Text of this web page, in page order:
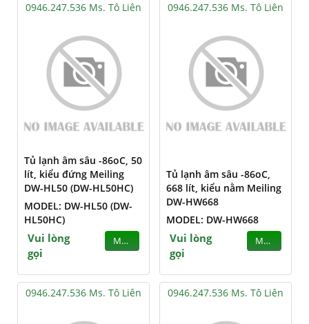
0946.247.536 Ms. Tô Liên
Tủ lạnh âm sâu -86oC, 50
lít, kiểu đứng Meiling
DW-HL50 (DW-HL50HC)
MODEL: DW-HL50 (DW-
HL50HC)
Vui lòng
gọi
MUA
0946.247.536 Ms. Tô Liên
Tủ lạnh âm sâu -86oC,
668 lít, kiểu nằm Meiling
DW-HW668
MODEL: DW-HW668
Vui lòng
gọi
MUA
0946.247.536 Ms. Tô Liên 0946.247.536 Ms. Tô Liên